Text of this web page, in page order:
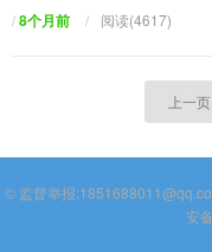
/8个月前 / 阅读(4617)
上一页
© 监督举报
安